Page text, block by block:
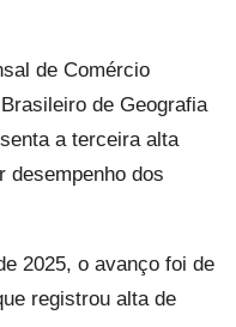
de Comércio
de Geografia
a terceira alta
desempenho dos
2025, o avanço foi de
registrou alta de